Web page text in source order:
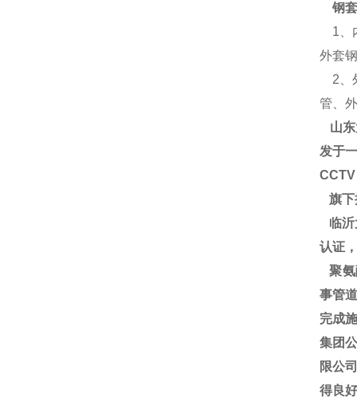
钢
1、
外套
2、
管、
山东
发于
旗下
临沂
认证
聚氨
事管
完成
集团
限公
得良